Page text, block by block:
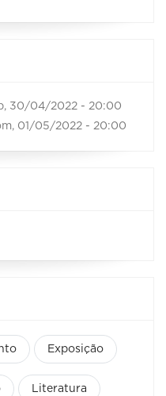
30/04/2022 - 20:00
01/05/2022 - 20:00
Exposição
Literatura